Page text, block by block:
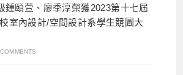
鍾頤萱、廖季淳榮獲2023第十七屆
室內設計/空間設計系學生競圖大